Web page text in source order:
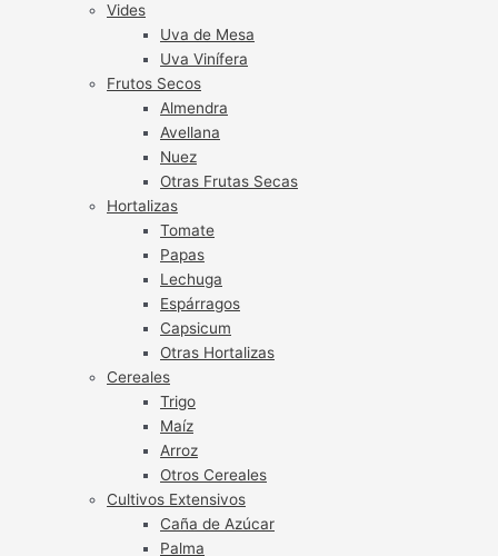
Vides
Uva de Mesa
Uva Vinífera
Frutos Secos
Almendra
Avellana
Nuez
Otras Frutas Secas
Hortalizas
Tomate
Papas
Lechuga
Espárragos
Capsicum
Otras Hortalizas
Cereales
Trigo
Maíz
Arroz
Otros Cereales
Cultivos Extensivos
Caña de Azúcar
Palma